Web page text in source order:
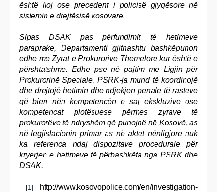
është lloj ose precedent i policisë gjyqësore në
sistemin e drejtësisë kosovare.
Sipas DSAK pas përfundimit të hetimeve
paraprake, Departamenti gjithashtu bashkëpunon
edhe me Zyrat e Prokurorive Themelore kur është e
përshtatshme. Edhe pse në pajtim me Ligjin për
Prokurorinë Speciale, PSRK-ja mund të koordinojë
dhe drejtojë hetimin dhe ndjekjen penale të rasteve
që bien nën kompetencën e saj ekskluzive ose
kompetencat plotësuese përmes zyrave të
prokurorëve të ndryshëm që punojnë në Kosovë, as
në legjislacionin primar as në aktet nënligjore nuk
ka referenca ndaj dispozitave procedurale për
kryerjen e hetimeve të përbashkëta nga PSRK dhe
DSAK.
[1] http://www.kosovopolice.com/en/investigation-